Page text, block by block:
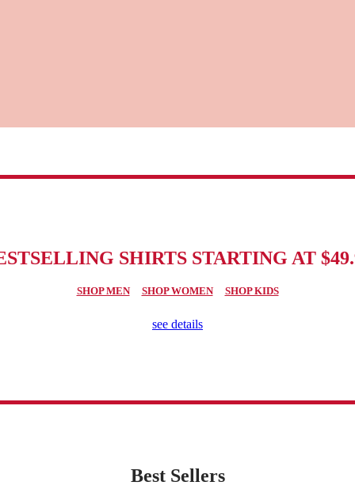
SHIRTS STARTING AT
SHOP MEN SHOP WOMEN SHOP KIDS
see details
Best Sellers